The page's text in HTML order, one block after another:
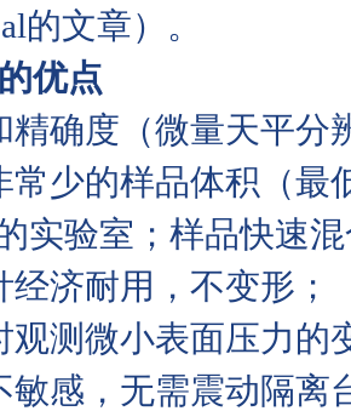
的文章）。
优点
确度（微量天平分
少的样品体积（最
实验室；样品快速
济耐用，不变形；
测微小表面压力的
感，无需震动隔离